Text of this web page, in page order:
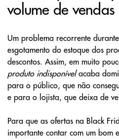
volume de vendas
Um problema recorrente
esgotamento do estoque dos
descontos. Assim, em muito
produto indisponívelacaba
para o público, que não
e para o lojista, que deixa de
Para que as ofertas na Black
importante contar com um bom